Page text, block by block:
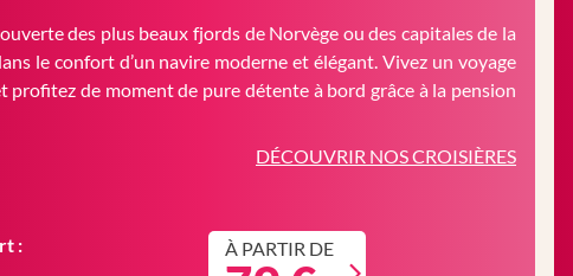
des plus beaux fjords de Norvège ou des capitales de la
le confort d’un navire moderne et élégant. Vivez un voyage
profitez de moment de pure détente à bord grâce à la pension
DÉCOUVRIR NOS CROISIÈRES
:
À PARTIR DE